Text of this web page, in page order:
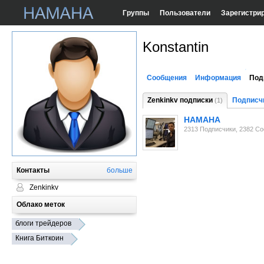
Группы Пользователи
Контакты больше
Zenkinkv
Облако меток
блоги трейдеров
Книга Биткоин
Konstantin
Сообщения Информация
Zenkinkv подписки (1)
HAMAHA
2313 Подписчики, 2382